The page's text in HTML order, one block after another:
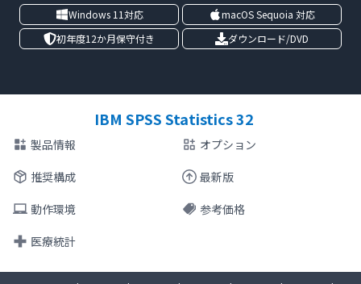
Windows 11対応
macOS Sequoia 対応
初年度12か月保守付き
ダウンロード/DVD
IBM SPSS Statistics 32
製品情報
オプション
推奨構成
最新版
動作環境
参考価格
医療統計